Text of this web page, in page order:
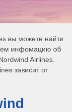
вы можете найти
инфомацию об
Airlines.
зависит от